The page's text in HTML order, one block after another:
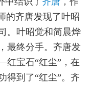
的齐唐发现了叶昭
。叶昭觉和简晨烨
最终分手。齐唐发
宝石“红尘”，在
得到了“红尘”。齐